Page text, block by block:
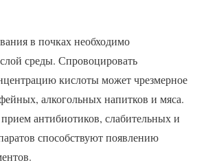
в почках необходимо
среды. Спровоцировать
кислоты может чрезмерное
алкогольных напитков и мяса.
антибиотиков, слабительных и
способствуют появлению